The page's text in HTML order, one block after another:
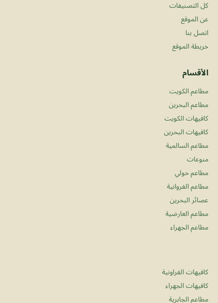
كل التصنيفات
عن الموقع
اتصل بنا
خريطة الموقع
الأقسام
مطاعم الكويت
مطاعم البحرين
كافيهات الكويت
كافيهات البحرين
مطاعم السالمية
منوعات
مطاعم حولي
مطاعم الفروانية
عصائر البحرين
مطاعم العارضية
مطاعم الجهراء
كافيهات الفراونية
كافيهات الجهراء
مطاعم الجابرية